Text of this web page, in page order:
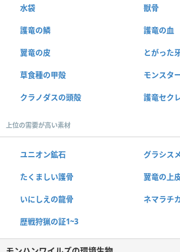
水袋 獣骨
護竜の鱗 護竜の血
翼竜の皮 とがった
草食種の甲殻 モンスタ
クラノダスの頭殻 護竜セク
上位の需要が高い素材
ユニオン鉱石 グラシス
たくましい護骨 翼竜の上
いにしえの龍骨 ネマラチ
歴戦狩猟の証1~3